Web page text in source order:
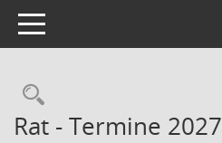
Toggle navigation
Rechercheauswahl
Rat - Termine 2027